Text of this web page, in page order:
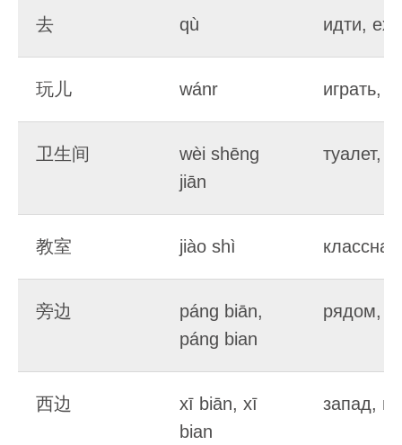
去 qù идти,
玩儿 wánr играть,
卫生间
wèi shēng
jiān
туалет,
教室 jiào shì
旁边
páng biān,
páng bian
рядом,
西边
xī biān, xī
bian
запад,